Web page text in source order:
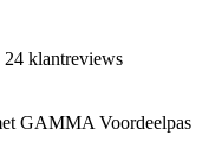
24 klantreviews
GAMMA Voordeelpas